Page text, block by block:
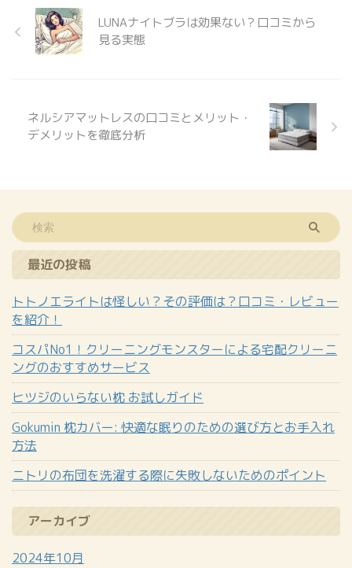
具 マットレスソファをDIYするた
めに必要な基本的な材料と道具を
ご紹介します。まず、フレームを
LUNAナイトブラは効果ない？口コミから
見る実態
ネルシアマットレスの口コミとメリット・
デメリットを徹底分析
最近の投稿
トトノエライトは怪しい？その評価は？口コミ・レビュー
を紹介！
コスパNo1！クリーニングモンスターによる宅配クリーニ
ングのおすすめサービス
ヒツジのいらない枕 お試しガイド
Gokumin 枕カバー: 快適な眠りのための選び方とお手入れ
方法
ニトリの布団を洗濯する際に失敗しないためのポイント
アーカイブ
2024年10月